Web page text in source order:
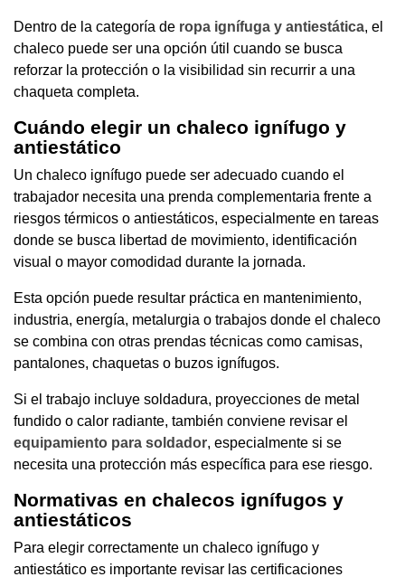
Dentro de la categoría de ropa ignífuga y antiestática, el
chaleco puede ser una opción útil cuando se busca
reforzar la protección o la visibilidad sin recurrir a una
chaqueta completa.
Cuándo elegir un chaleco ignífugo y
antiestático
Un chaleco ignífugo puede ser adecuado cuando el
trabajador necesita una prenda complementaria frente a
riesgos térmicos o antiestáticos, especialmente en tareas
donde se busca libertad de movimiento, identificación
visual o mayor comodidad durante la jornada.
Esta opción puede resultar práctica en mantenimiento,
industria, energía, metalurgia o trabajos donde el chaleco
se combina con otras prendas técnicas como camisas,
pantalones, chaquetas o buzos ignífugos.
Si el trabajo incluye soldadura, proyecciones de metal
fundido o calor radiante, también conviene revisar el
equipamiento para soldador, especialmente si se
necesita una protección más específica para ese riesgo.
Normativas en chalecos ignífugos y
antiestáticos
Para elegir correctamente un chaleco ignífugo y
antiestático es importante revisar las certificaciones